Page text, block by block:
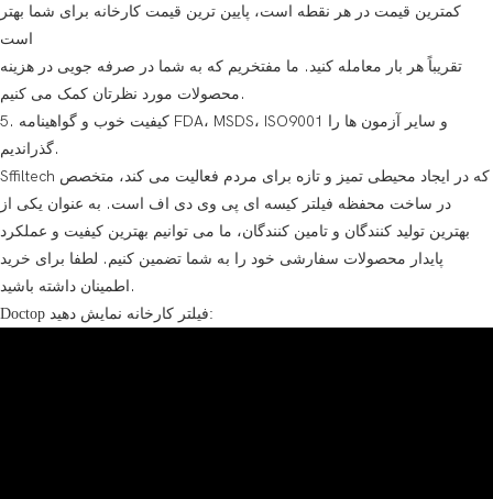
کمترین قیمت در هر نقطه است، پایین ترین قیمت کارخانه برای شما بهتر
است
تقریباً هر بار معامله کنید. ما مفتخریم که به شما در صرفه جویی در هزینه
محصولات مورد نظرتان کمک می کنیم.
5. کیفیت خوب و گواهینامه FDA، MSDS، ISO9001 و سایر آزمون ها را
گذراندیم.
Sffiltech که در ایجاد محیطی تمیز و تازه برای مردم فعالیت می کند، متخصص
در ساخت محفظه فیلتر کیسه ای پی وی دی اف است. به عنوان یکی از
بهترین تولید کنندگان و تامین کنندگان، ما می توانیم بهترین کیفیت و عملکرد
پایدار محصولات سفارشی خود را به شما تضمین کنیم. لطفا برای خرید
اطمینان داشته باشید.
Doctop فیلتر کارخانه نمایش دهید: